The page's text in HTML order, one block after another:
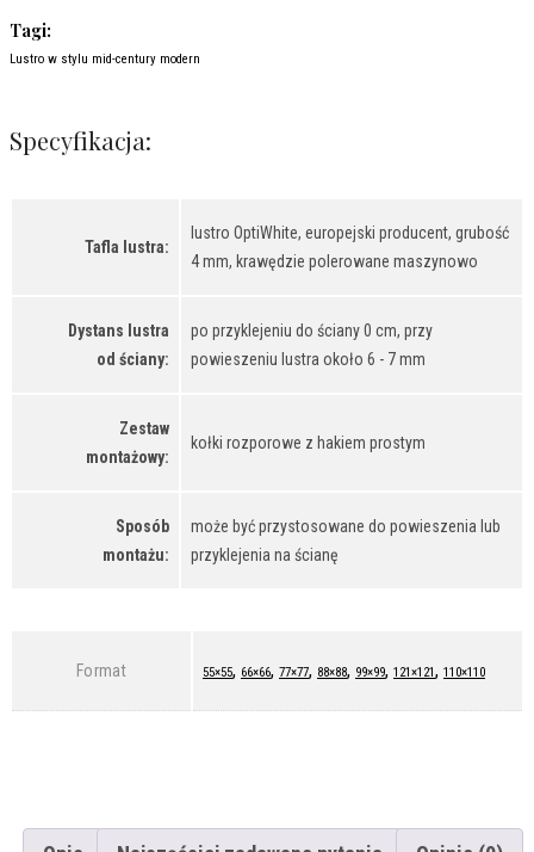
Tagi:
Lustro w stylu mid-century modern
Specyfikacja:
Tafla lustra:
lustro OptiWhite, europejski producent, grubość
4 mm, krawędzie polerowane maszynowo
Dystans lustra
od ściany:
po przyklejeniu do ściany 0 cm, przy
powieszeniu lustra około 6 - 7 mm
Zestaw
montażowy:
kołki rozporowe z hakiem prostym
Sposób
montażu:
może być przystosowane do powieszenia lub
przyklejenia na ścianę
Format 55×55, 66×66, 77×77, 88×88, 99×99, 121×121, 110×110